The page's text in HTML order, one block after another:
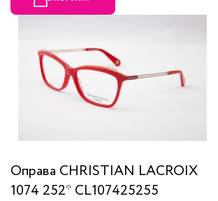
Оправа CHRISTIAN LACROIX
1074 252* CL107425255